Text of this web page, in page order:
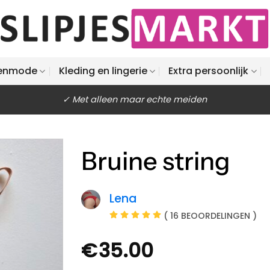
Kleding en lingerie Extra persoonlijk
✓ Met alleen maar echte meiden
Bruine string
Lena
( 16 BEOORDELINGEN )
€35.00